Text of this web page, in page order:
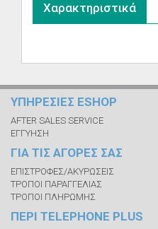
Χαρακτηριστικά
ΥΠΗΡΕΣΙΕΣ ESHOP
AFTER SALES SERVICE
ΕΓΓΥΗΣΗ
ΓΙΑ ΤΙΣ ΑΓΟΡΕΣ ΣΑΣ
ΕΠΙΣΤΡΟΦΕΣ/ΑΚΥΡΩΣΕΙΣ
ΤΡΟΠΟΙ ΠΑΡΑΓΓΕΛΙΑΣ
ΤΡΟΠΟΙ ΠΛΗΡΩΜΗΣ
ΠΕΡΙ TELEPHONE PLUS